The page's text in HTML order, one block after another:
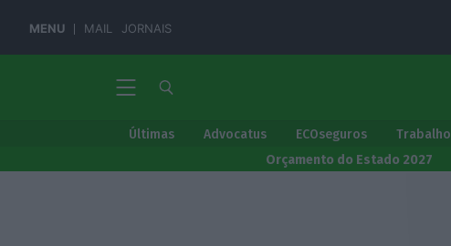
MENU MAIL JORNAIS
Últimas Advocatus ECOseguros Trabalho
Orçamento do Estado 2027